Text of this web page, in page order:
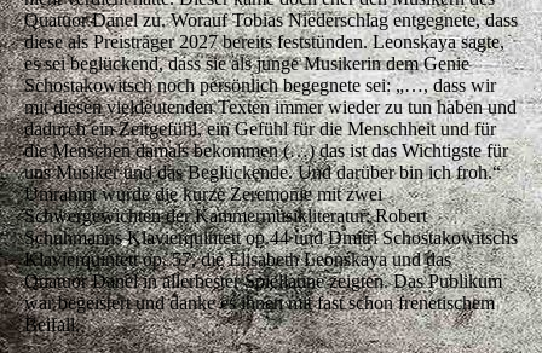
Quatuor Danel zu. Worauf Tobias Niederschlag entgegnete, dass
diese als Preisträger 2027 bereits feststünden. Leonskaya sagte,
es sei beglückend, dass sie als junge Musikerin dem Genie
Schostakowitsch noch persönlich begegnete sei: „…, dass wir
mit diesen vieldeutenden Texten immer wieder zu tun haben und
dadurch ein Zeitgefühl, ein Gefühl für die Menschheit und für
die Menschen damals bekommen (…) das ist das Wichtigste für
uns Musiker und das Beglückende. Und darüber bin ich froh.“
Umrahmt wurde die kurze Zeremonie mit zwei
Schwergewichten der Kammermusikliteratur: Robert
Schuhmanns Klavierquintett op.44 und Dmitri Schostakowitschs
Klavierquintett op. 57, die Elisabeth Leonskaya und das
Quatuor Danel in allerbester Spiellaune zeigten. Das Publikum
war begeistert und danke es ihnen mit fast schon frenetischem
Beifall.